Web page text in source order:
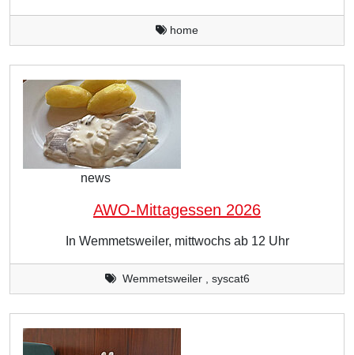
home
news
AWO-Mittagessen 2026
In Wemmetsweiler, mittwochs ab 12 Uhr
Wemmetsweiler , syscat6